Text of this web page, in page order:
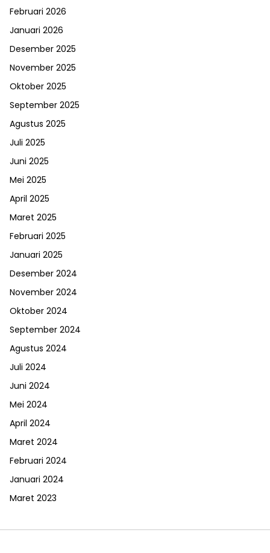
Februari 2026
Januari 2026
Desember 2025
November 2025
Oktober 2025
September 2025
Agustus 2025
Juli 2025
Juni 2025
Mei 2025
April 2025
Maret 2025
Februari 2025
Januari 2025
Desember 2024
November 2024
Oktober 2024
September 2024
Agustus 2024
Juli 2024
Juni 2024
Mei 2024
April 2024
Maret 2024
Februari 2024
Januari 2024
Maret 2023